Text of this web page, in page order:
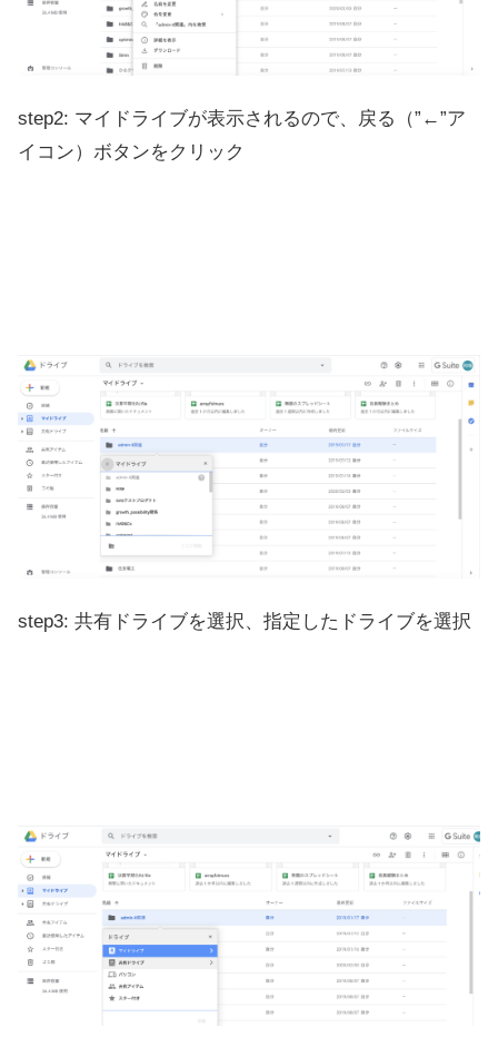
step2: マイドライブが表示されるので、戻る（”←”ア
イコン）ボタンをクリック
step3: 共有ドライブを選択、指定したドライブを選択